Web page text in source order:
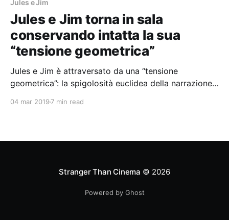
Jules e Jim
Jules e Jim torna in sala
conservando intatta la sua
“tensione geometrica”
Jules e Jim è attraversato da una “tensione
geometrica”: la spigolosità euclidea della narrazione
04 mar 2019 7 min read
Stranger Than Cinema © 2026
Powered by Ghost